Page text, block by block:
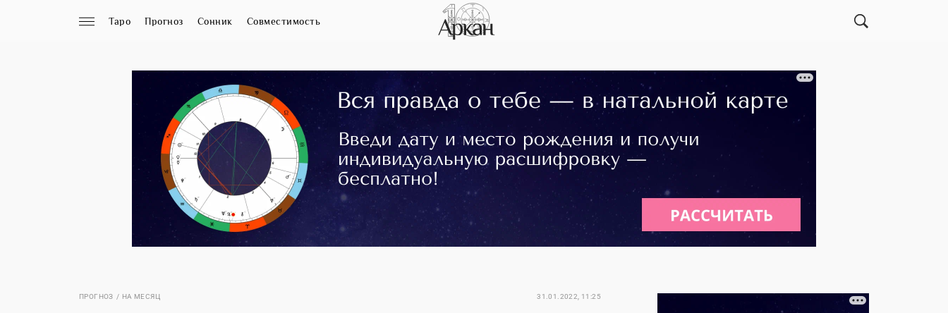
Таро Прогноз Сонник Совместимость
ПРОГНОЗ НА МЕСЯЦ 31.01.2022, 11:25